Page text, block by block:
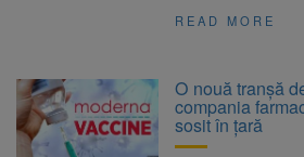
READ MORE
O nouă tranșă
compania
sosit în țară